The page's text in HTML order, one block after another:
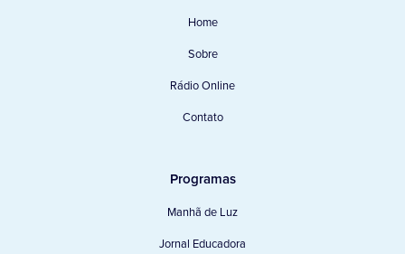
Home
Sobre
Rádio Online
Contato
Programas
Manhã de Luz
Jornal Educadora